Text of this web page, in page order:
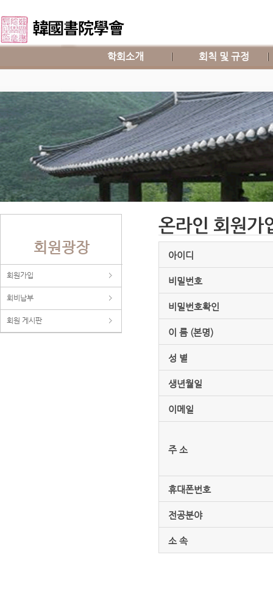
학회소개 회칙 및 규정
회원광장
회원가입
회비납부
회원 게시판
아이디
비밀번호
비밀번호확인
이 름 (본명)
성 별
생년월일
이메일
주 소
휴대폰번호
전공분야
소 속